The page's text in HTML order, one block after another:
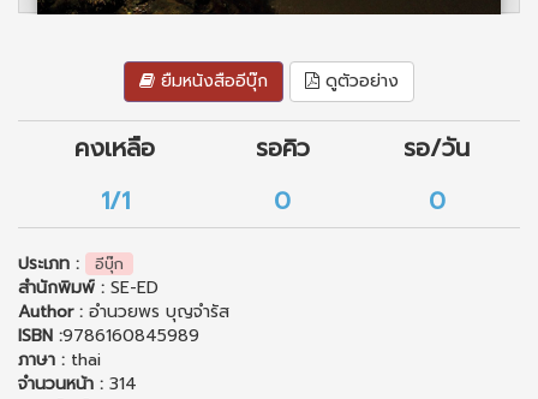
ยืมหนังสืออีบุ๊ก ดูตัวอย่าง
คงเหลือ รอคิว
รอ/วัน
1/1
0 0
ประเภท : อีบุ๊ก
สำนักพิมพ์ : SE-ED
Author : อำนวยพร บุญจำรัส
ISBN :9786160845989
ภาษา : thai
จำนวนหน้า : 314